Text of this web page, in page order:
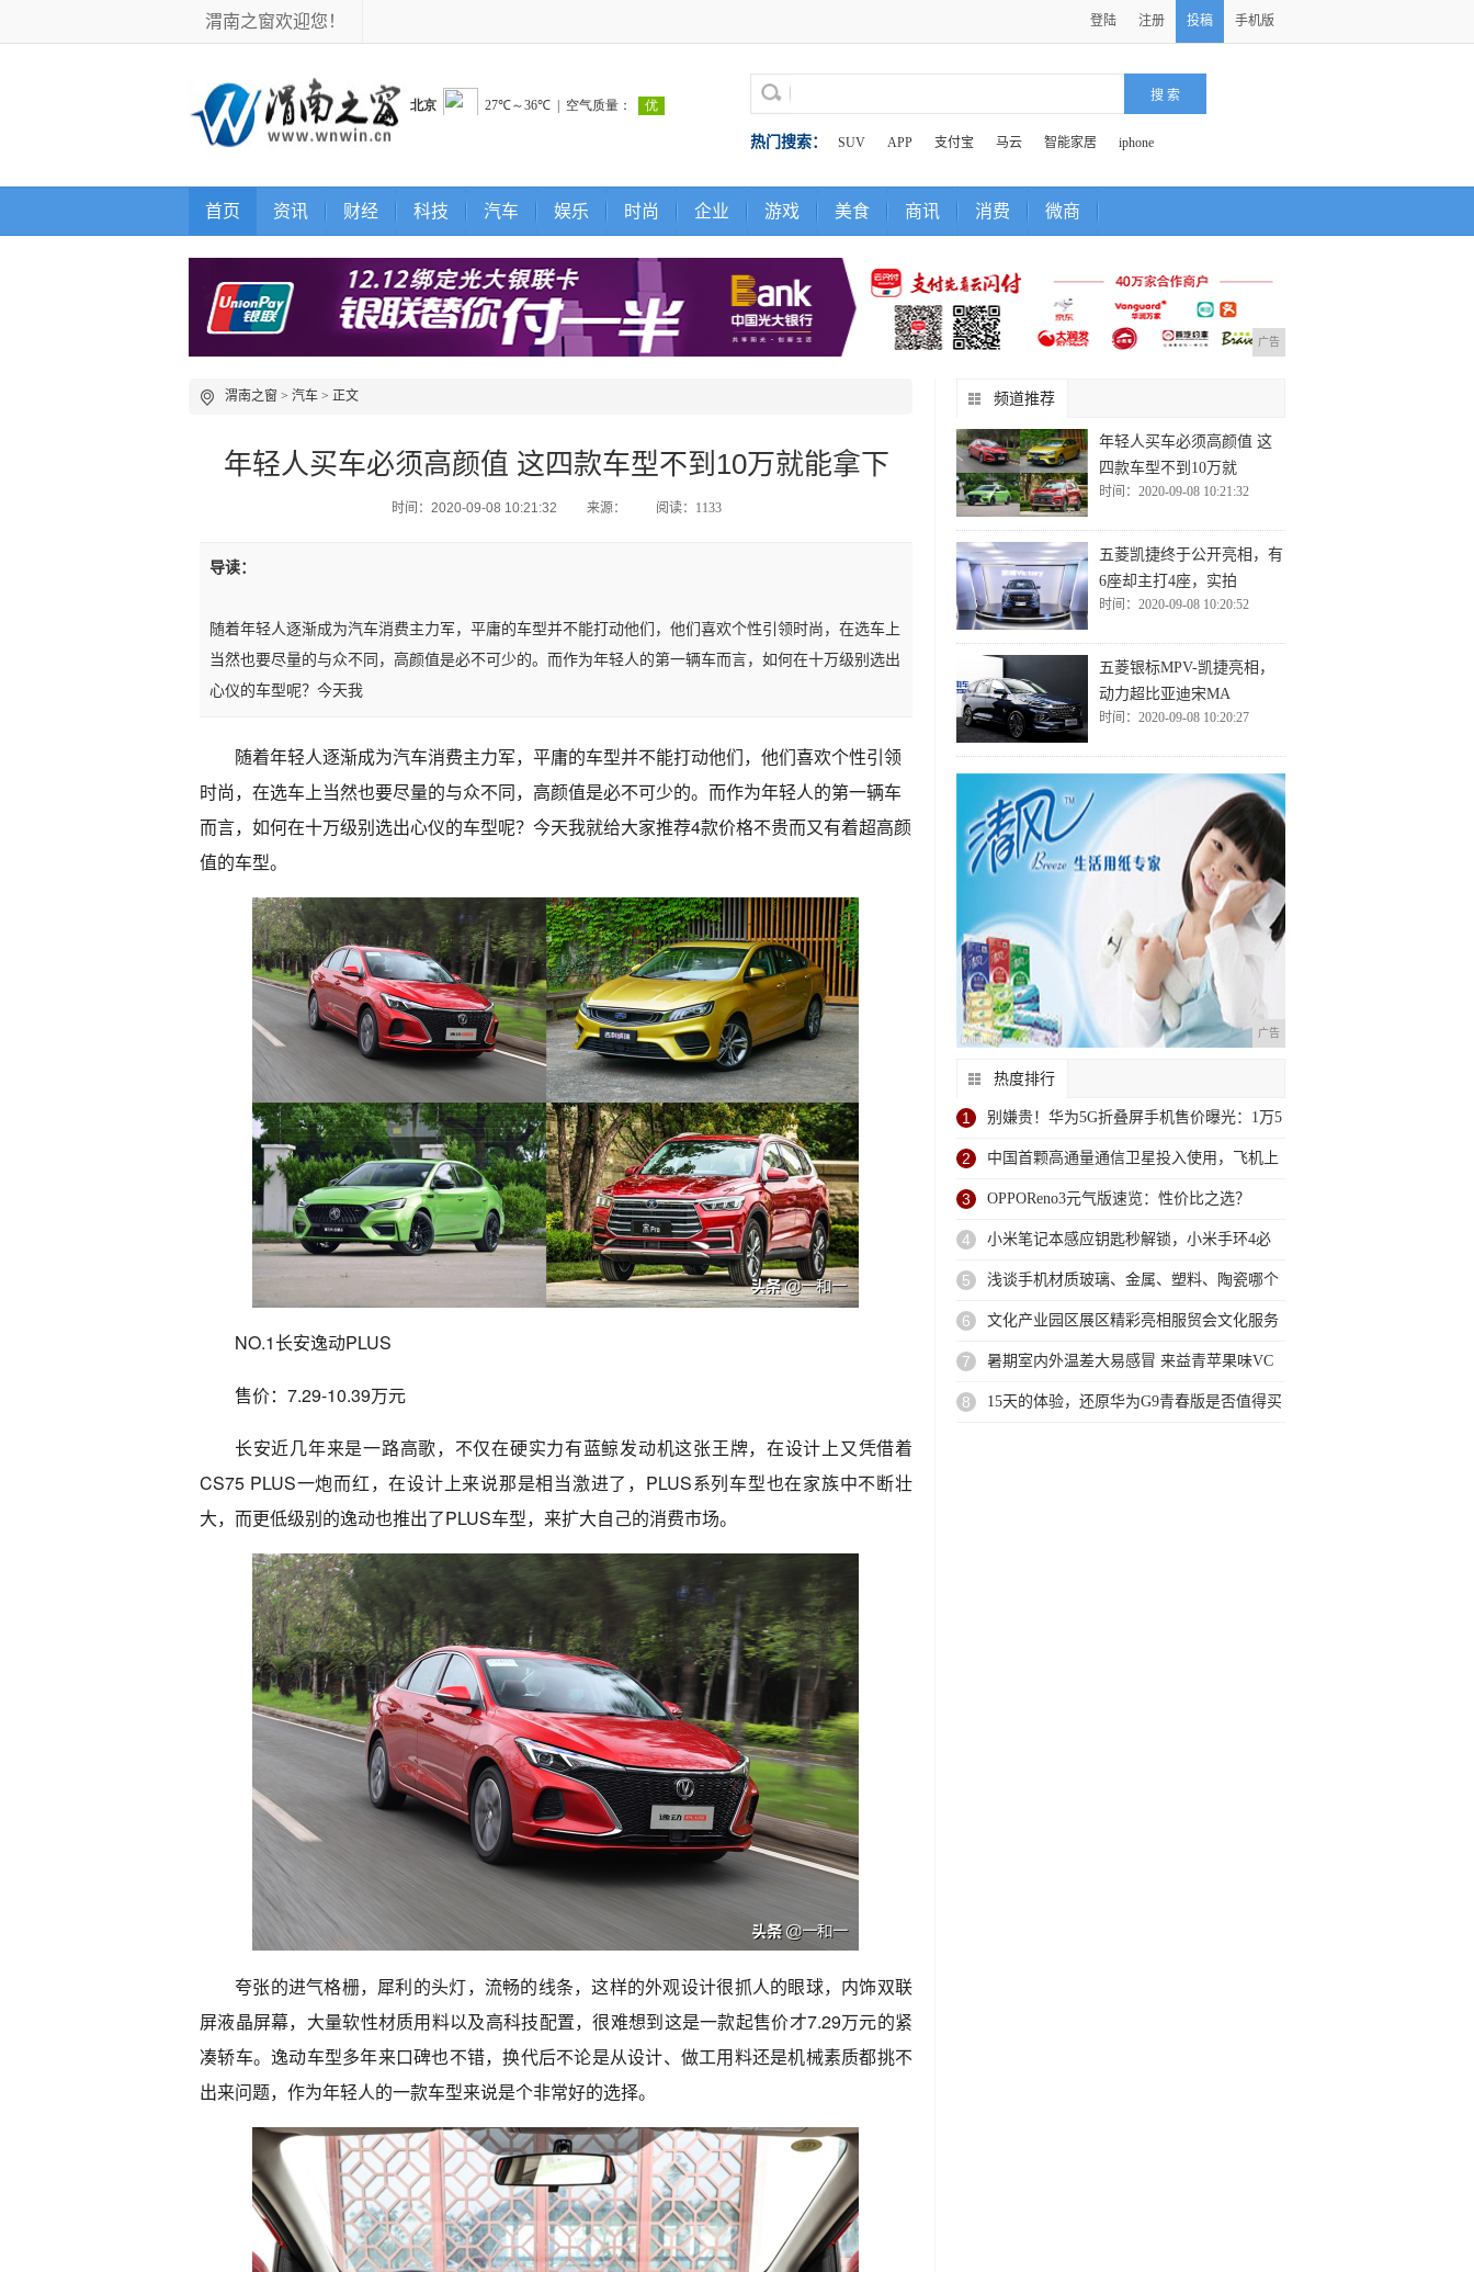
渭南之窗欢迎您！ 登陆 注册 投稿 手机版
热门搜索： SUV APP 支付宝 马云 智能家居 iphone
首页 资讯 财经 科技 汽车 娱乐 时尚 企业 游戏 美食 商讯 消费 微商
广告
渭南之窗 > 汽车 > 正文
年轻人买车必须高颜值 这四款车型不到10万就能拿下
时间：2020-09-08 10:21:32 来源： 阅读：1133
导读：
随着年轻人逐渐成为汽车消费主力军，平庸的车型并不能打动他们，他们喜欢个性引领时尚，在选车上
当然也要尽量的与众不同，高颜值是必不可少的。而作为年轻人的第一辆车而言，如何在十万级别选出
心仪的车型呢？今天我
随着年轻人逐渐成为汽车消费主力军，平庸的车型并不能打动他们，他们喜欢个性引领
时尚，在选车上当然也要尽量的与众不同，高颜值是必不可少的。而作为年轻人的第一辆车
而言，如何在十万级别选出心仪的车型呢？今天我就给大家推荐4款价格不贵而又有着超高颜
值的车型。
NO.1长安逸动PLUS
售价：7.29-10.39万元
长安近几年来是一路高歌，不仅在硬实力有蓝鲸发动机这张王牌，在设计上又凭借着
CS75 PLUS一炮而红，在设计上来说那是相当激进了，PLUS系列车型也在家族中不断壮
大，而更低级别的逸动也推出了PLUS车型，来扩大自己的消费市场。
夸张的进气格栅，犀利的头灯，流畅的线条，这样的外观设计很抓人的眼球，内饰双联
屏液晶屏幕，大量软性材质用料以及高科技配置，很难想到这是一款起售价才7.29万元的紧
凑轿车。逸动车型多年来口碑也不错，换代后不论是从设计、做工用料还是机械素质都挑不
出来问题，作为年轻人的一款车型来说是个非常好的选择。
频道推荐
年轻人买车必须高颜值 这
四款车型不到10万就
时间：2020-09-08 10:21:32
五菱凯捷终于公开亮相，有
6座却主打4座，实拍
时间：2020-09-08 10:20:52
五菱银标MPV-凯捷亮相，
动力超比亚迪宋MA
时间：2020-09-08 10:20:27
广告
热度排行
1 别嫌贵！华为5G折叠屏手机售价曝光：1万5
2 中国首颗高通量通信卫星投入使用，飞机上
玩手
3 OPPOReno3元气版速览：性价比之选？
4 小米笔记本感应钥匙秒解锁，小米手环4必
备新
5 浅谈手机材质玻璃、金属、塑料、陶瓷哪个
好
6 文化产业园区展区精彩亮相服贸会文化服务
专题
7 暑期室内外温差大易感冒 来益青苹果味VC
助
8 15天的体验，还原华为G9青春版是否值得买